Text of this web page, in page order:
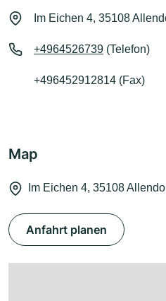
Im Eichen 4, 35108
+4964526739 (Telefon)
+496452912814 (Fax)
Map
Im Eichen 4, 35108
Anfahrt planen